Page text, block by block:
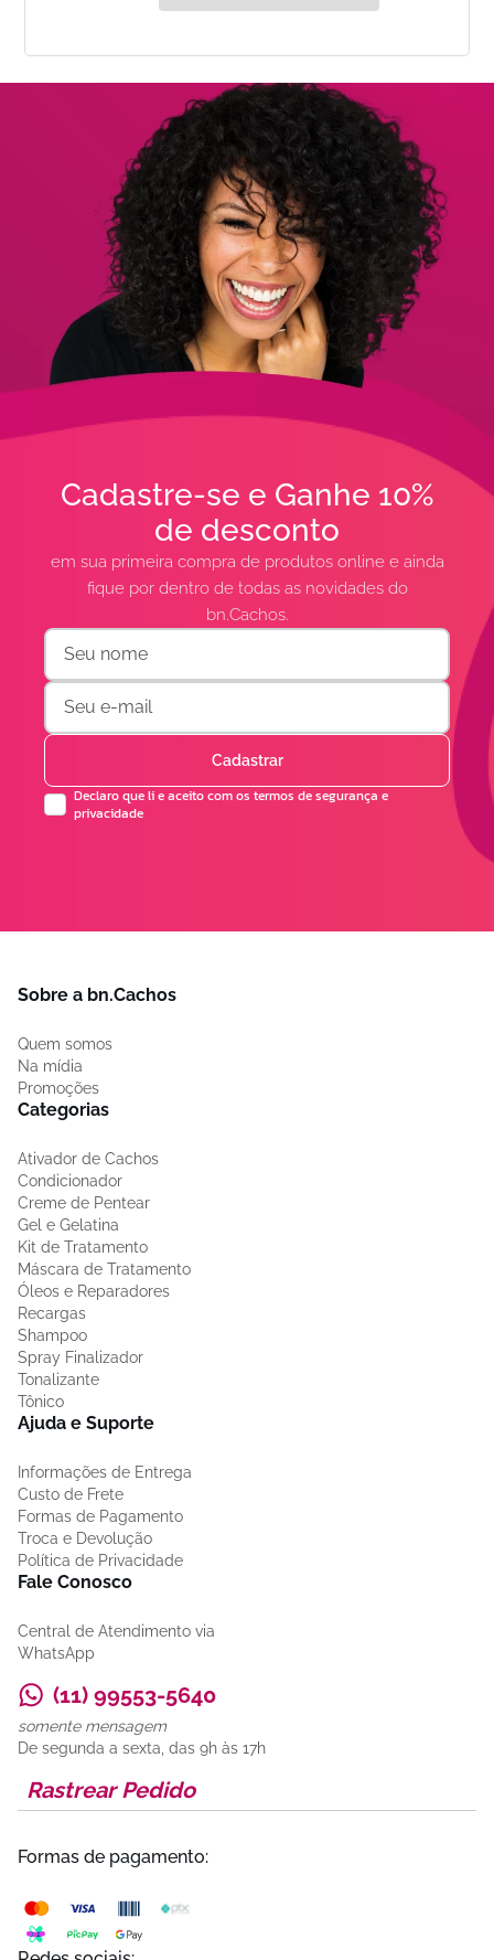
Cadastre-se e Ganhe 10%
de desconto
em sua primeira compra de produtos online e ainda
fique por dentro de todas as novidades do
bn.Cachos.
Cadastrar
Declaro que li e aceito com os termos de segurança e
privacidade
Formas de pagamento:
Sobre a bn.Cachos
Quem somos
Na mídia
Promoções
Categorias
Ativador de Cachos
Condicionador
Creme de Pentear
Gel e Gelatina
Kit de Tratamento
Máscara de Tratamento
Óleos e Reparadores
Recargas
Shampoo
Spray Finalizador
Tonalizante
Tônico
Ajuda e Suporte
Informações de Entrega
Custo de Frete
Formas de Pagamento
Troca e Devolução
Política de Privacidade
Fale Conosco
Central de Atendimento via
WhatsApp
(11) 99553-5640
somente mensagem
De segunda a sexta, das 9h às 17h
Rastrear Pedido